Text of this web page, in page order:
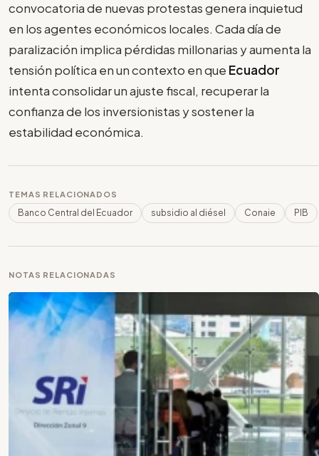
convocatoria de nuevas protestas genera inquietud
en los agentes económicos locales. Cada día de
paralización implica pérdidas millonarias y aumenta la
tensión política en un contexto en que Ecuador
intenta consolidar un ajuste fiscal, recuperar la
confianza de los inversionistas y sostener la
estabilidad económica.
TEMAS RELACIONADOS
Banco Central del Ecuador subsidio al diésel Conaie PIB
NOTAS RELACIONADAS